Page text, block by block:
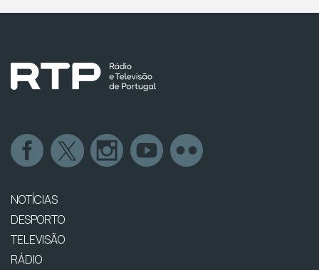
NOTÍCIAS
DESPORTO
TELEVISÃO
RÁDIO